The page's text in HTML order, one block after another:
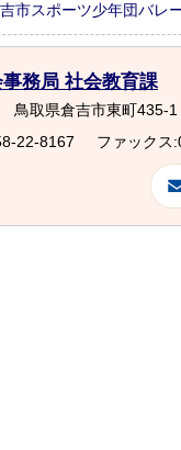
市スポーツ少年団バレ
務局 社会教育課
鳥取県倉吉市東町435-1
22-8167
ファックス